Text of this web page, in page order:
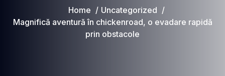
Home
Uncategorized
Magnifică aventură în chickenroad, o evadare rapidă
prin obstacole